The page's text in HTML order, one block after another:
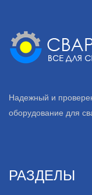
Надежный и
оборудование для
РАЗДЕЛЫ